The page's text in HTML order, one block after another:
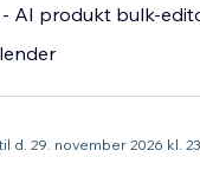
- AI produkt bulk-
d. 29. november 2026 kl.